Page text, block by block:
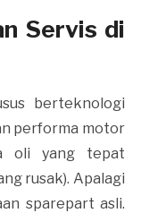
Servis di
berteknologi
performa motor
oli yang tepat
rusak). Apalagi
sparepart asli.